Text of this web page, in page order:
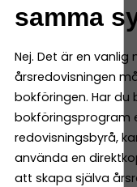
samma
Nej. Det är en
årsredovisningen
bokföringen. Har
bokföringsprogram
redovisningsbyrå,
använda en
att skapa själva